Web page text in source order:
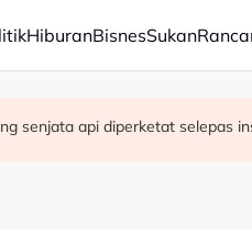
HiburanBisnesSukan
hari ini
bantu siasatan audio siar
senjata api diperketat selepas